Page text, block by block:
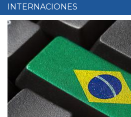
INTERNACIONES